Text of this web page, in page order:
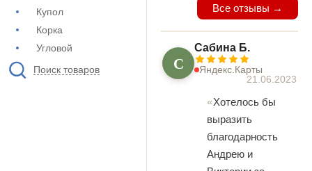
Купол
Корка
Угловой
Поиск товаров
Все отзывы →
С
Сабина Б.
Яндекс.Карты
21.06.2023
Хотелось бы
выразить
благодарность
Андрею и